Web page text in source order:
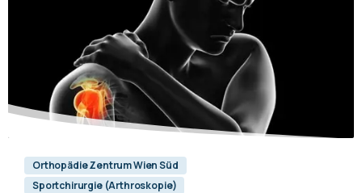
Orthopädie Zentrum Wien Süd
Sportchirurgie (Arthroskopie)